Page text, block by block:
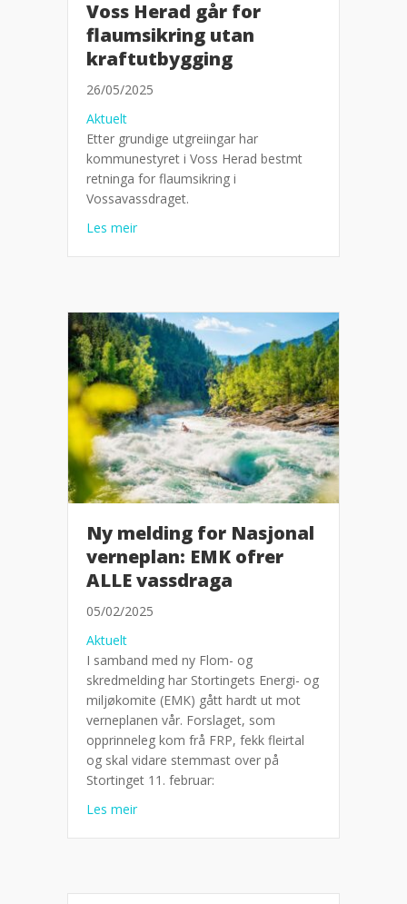
Voss Herad går for
flaumsikring utan
kraftutbygging
26/05/2025
Aktuelt
Etter grundige utgreiingar har
kommunestyret i Voss Herad bestmt
retninga for flaumsikring i
Vossavassdraget.
Les meirabout Voss Herad går for flaumsikring utan
Ny melding for Nasjonal
verneplan: EMK ofrer
ALLE vassdraga
05/02/2025
Aktuelt
I samband med ny Flom- og
skredmelding har Stortingets Energi- og
miljøkomite (EMK) gått hardt ut mot
verneplanen vår. Forslaget, som
opprinneleg kom frå FRP, fekk fleirtal
og skal vidare stemmast over på
Stortinget 11. februar:
Les meirabout Ny melding for Nasjonal verneplan: